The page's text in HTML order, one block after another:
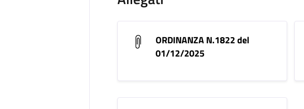
ORDINANZA N.1822 del
01/12/2025